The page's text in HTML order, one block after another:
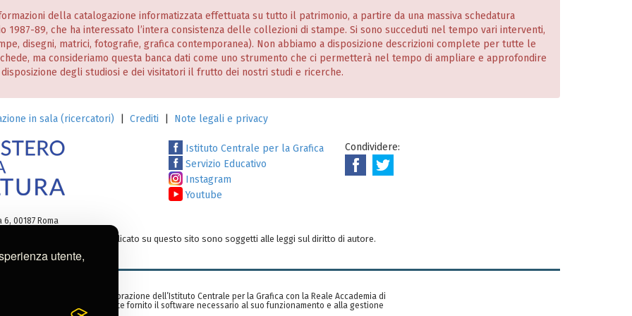
utente,
della catalogazione informatizzata effettuata su tutto il patrimonio, a partire da una massiva schedatura
89, che ha interessato l’intera consistenza delle collezioni di stampe. Si sono succeduti nel tempo vari interventi,
disegni, matrici, fotografie, grafica contemporanea). Non abbiamo a disposizione descrizioni complete per tutte le
ma consideriamo questa banca dati come uno strumento che ci permetterà nel tempo di ampliare e approfondire
degli studiosi e dei visitatori il frutto dei nostri studi e ricerche.
in sala (ricercatori) Crediti Note legali e privacy
Istituto Centrale per la Grafica
Servizio Educativo
Instagram
Youtube
Condividere:
00187 Roma
e/o su altro materiale pubblicato su questo sito sono soggetti alle leggi sul diritto di autore.
ic-gr@cultura.gov.it
nell’ambito di una collaborazione dell’Istituto Centrale per la Grafica con la Reale Accademia di
Spagna), che ha gentilmente fornito il software necessario al suo funzionamento e alla gestione